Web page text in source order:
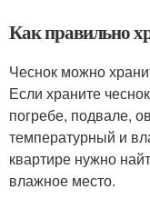
Как правильно
Чеснок можно
Если храните
погребе, подвале,
температурный и
квартире нужно
влажное место.